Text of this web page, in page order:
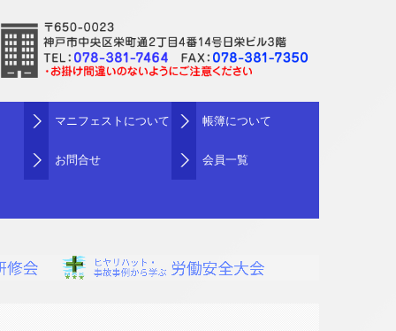
マニフェストについて 帳簿について
お問合せ 会員一覧